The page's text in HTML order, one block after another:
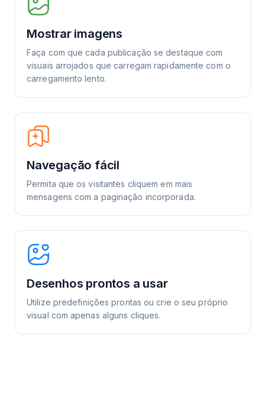
Mostrar imagens
Faça com que cada publicação se destaque com
visuais arrojados que carregam rapidamente com o
carregamento lento.
Navegação fácil
Permita que os visitantes cliquem em mais
mensagens com a paginação incorporada.
Desenhos prontos a usar
Utilize predefinições prontas ou crie o seu próprio
visual com apenas alguns cliques.